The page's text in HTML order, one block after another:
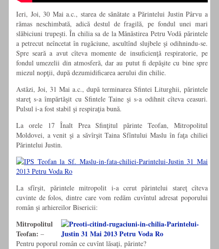
Ieri, Joi, 30 Mai a.c., starea de sănătate a Părintelui Justin Pârvu a
rămas neschimbată, adică destul de fragilă, pe fondul unei mari
slăbiciuni trupeşti. În chilia sa de la Mănăstirea Petru Vodă părintele
a petrecut neîncetat în rugăciune, ascultînd slujbele şi odihnindu-se.
Spre seară a avut cîteva momente de insuficienţă respiratorie, pe
fondul umezelii din atmosferă, dar au putut fi depăşite cu bine spre
miezul nopţii, după dezumidificarea aerului din chilie.
Astăzi, Joi, 31 Mai a.c., după terminarea Sfintei Liturghii, părintele
stareţ s-a împărtăşit cu Sfintele Taine şi s-a odihnit cîteva ceasuri.
Pulsul i-a fost stabil şi respiraţia bună.
La orele 17 Înalt Prea Sfinţitul părinte Teofan, Mitropolitul
Moldovei, a venit şi a săvîrşit Taina Sfîntului Maslu în faţa chiliei
Părintelui Justin.
La sfîrşit, părintele mitropolit i-a cerut părintelui stareţ cîteva
cuvinte de folos, dintre care vom redăm cuvîntul adresat poporului
român şi arhiereilor Bisericii:
Mitropolitul
Teofan: –
Pentru poporul român ce cuvînt lăsaţi, părinte?